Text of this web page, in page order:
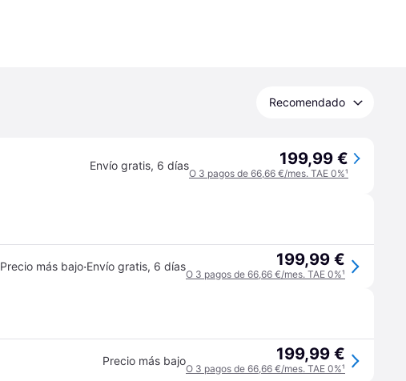
Recomendado
Envío gratis, 6 días 199,99 €
O 3 pagos de 66,66 €/mes. TAE 0%¹
Precio más bajo·Envío gratis, 6 días 199,99 €
O 3 pagos de 66,66 €/mes. TAE 0%¹
Precio más bajo 199,99 €
O 3 pagos de 66,66 €/mes. TAE 0%¹